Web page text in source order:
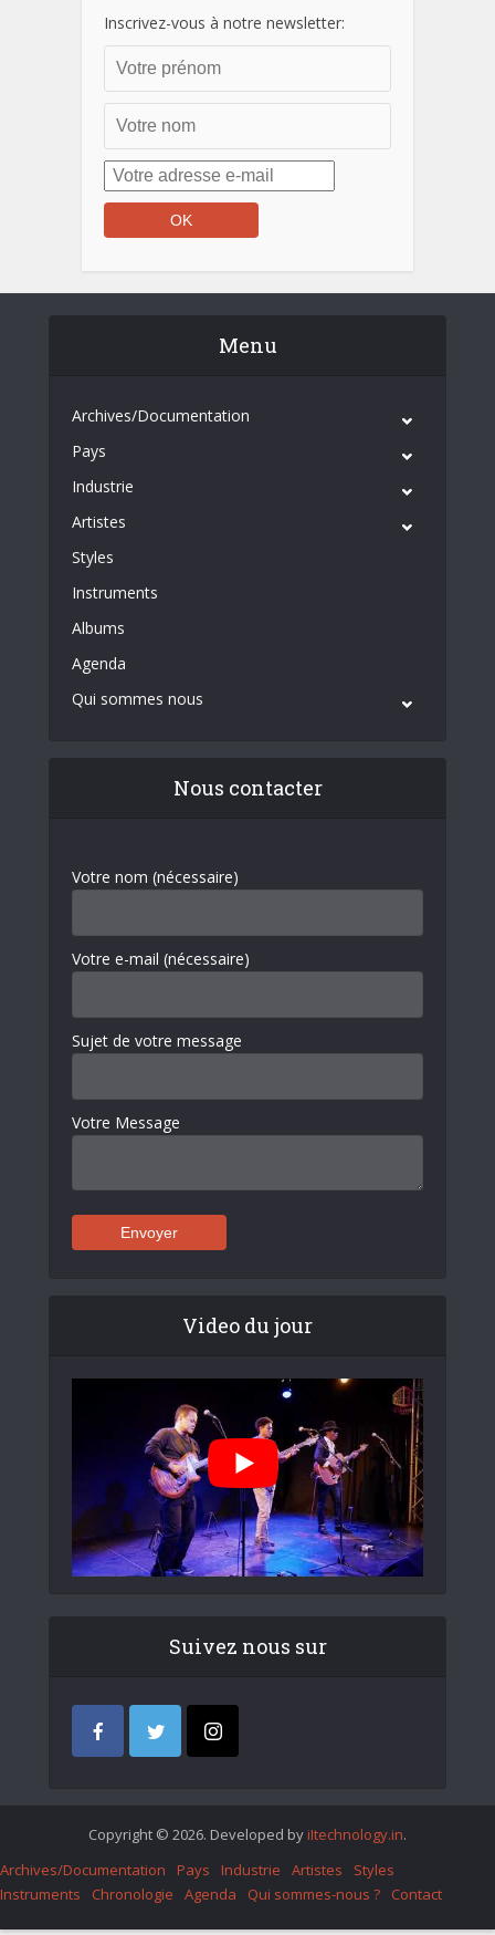
Inscrivez-vous à notre newsletter:
Menu
Archives/Documentation
Pays
Industrie
Artistes
Styles
Instruments
Albums
Agenda
Qui sommes nous
Nous contacter
Votre nom (nécessaire)
Votre e-mail (nécessaire)
Sujet de votre message
Votre Message
Video du jour
Suivez nous sur
Copyright © 2026. Developed by iItechnology.in.
Archives/Documentation
Pays Industrie Artistes
Styles
Instruments
Chronologie Agenda Qui sommes-nous ? Contact